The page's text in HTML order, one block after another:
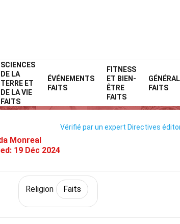
SCIENCES
DE LA
TERRE ET
DE LA VIE
FAITS
ÉVÉNEMENTS
FAITS
FITNESS
ET BIEN-
ÊTRE
FAITS
GÉNÉRAL
FAITS
Home Histoire ReligionFaits
Sur Barabbas
Monreal
19 Déc 2024
Vérifié par un expert Directives
Religion Faits